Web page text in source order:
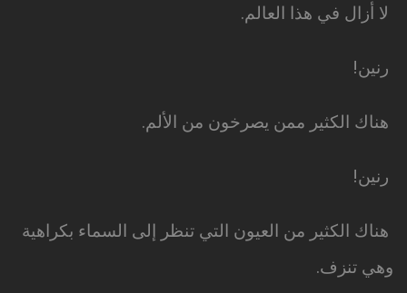
لا أزال في هذا العالم.
رنين!
هناك الكثير ممن يصرخون من الألم.
رنين!
هناك الكثير من العيون التي تنظر إلى السماء بكراهية
وهي تنزف.